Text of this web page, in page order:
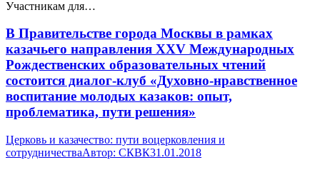
Участникам для…
В Правительстве города Москвы в рамках
казачьего направления XXV Международных
Рождественских образовательных чтений
состоится диалог-клуб «Духовно-нравственное
воспитание молодых казаков: опыт,
проблематика, пути решения»
Церковь и казачество: пути воцерковления и
сотрудничестваАвтор: СКВК31.01.2018